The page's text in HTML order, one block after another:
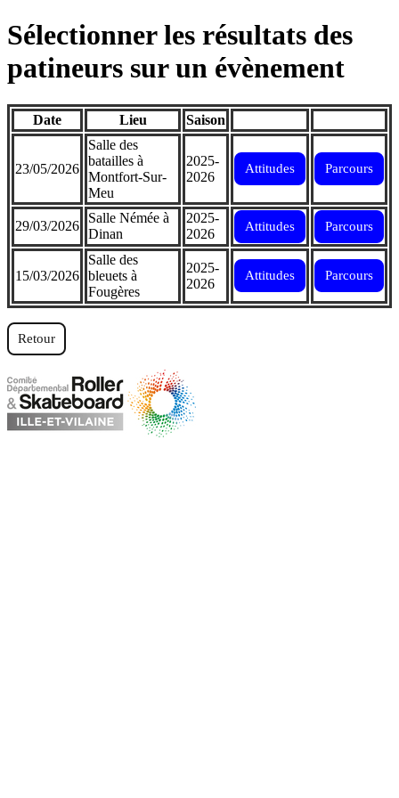
Sélectionner les résultats des
patineurs sur un évènement
Date Lieu Saison
23/05/2026
Salle des
batailles à
Montfort-Sur-
Meu
2025-
2026
Attitudes Parcours
29/03/2026
Salle Némée à
Dinan
2025-
2026
Attitudes Parcours
15/03/2026
Salle des
bleuets à
Fougères
2025-
2026
Attitudes Parcours
Retour